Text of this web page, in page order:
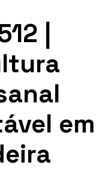
|
em